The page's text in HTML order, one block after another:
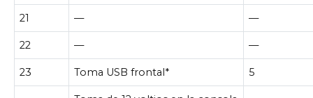
21 — —
22 — —
23 Toma USB frontal* 5